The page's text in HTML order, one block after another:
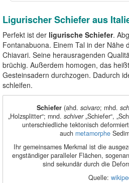
Ligurischer Schiefer aus
Perfekt ist der ligurische Schiefer.
Fontanabuona. Einem Tal in der Nähe
Chiavari. Seine herausragenden
brüchig. Außerdem homogen, das
Gesteinsadern durchzogen. Dadurch
schleifen.
Schiefer(ahd. scivaro; mhd.
„Holzsplitter“; mnd. schiver„Schiefer“,
unterschiedliche tektonisch
auch metamorphe
Ihr gemeinsames Merkmal ist die
engständiger paralleler Flächen,
sind sekundär durch die
Quelle: